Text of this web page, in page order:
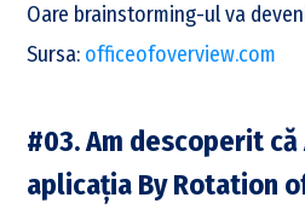
Oare brainstorming-ul va
Sursa: officeofoverview.com
#03. Am descoperit că
aplicația By Rotation